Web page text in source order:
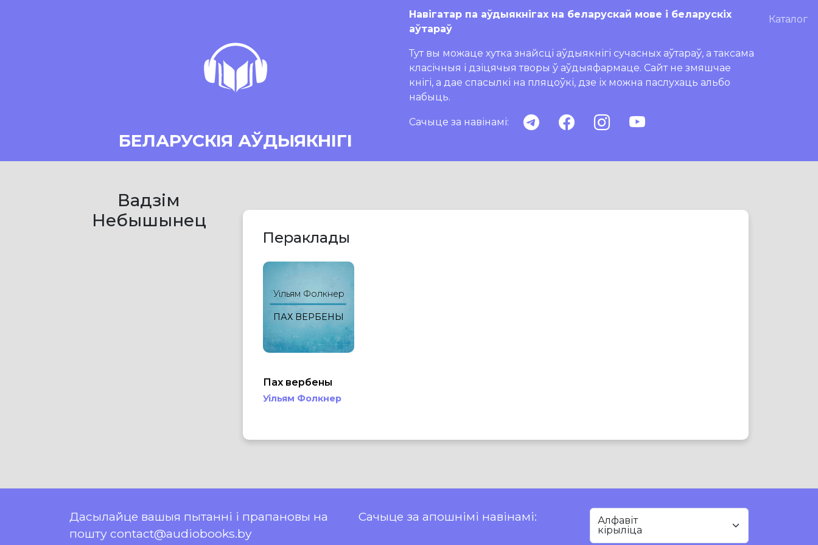
БЕЛАРУСКІЯ АЎДЫЯКНІГІ
Навігатар па аўдыякнігах на беларускай мове і беларускіх
аўтараў
Тут вы можаце хутка знайсці аўдыякнігі сучасных аўтараў, а таксама
класічныя і дзіцячыя творы ў аўдыяфармаце. Сайт не змяшчае
кнігі, а дае спасылкі на пляцоўкі, дзе іх можна паслухаць альбо
набыць.
Сачыце за навінамі:
Каталог
Вадзім
Небышынец
Пераклады
Уільям Фолкнер
ПАХ ВЕРБЕНЫ
Пах вербены
Уільям Фолкнер
Дасылайце вашыя пытанні і прапановы на
пошту contact@audiobooks.by
Сачыце за апошнімі навінамі: Алфавіт